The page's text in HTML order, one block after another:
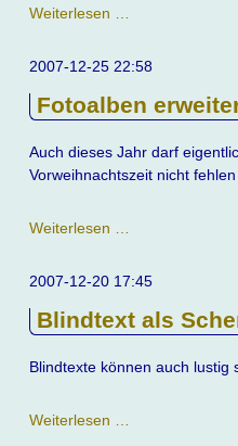
Weiterlesen …
2007-12-25 22:58
Fotoalben
Auch dieses Jahr darf
Vorweihnachtszeit nicht
Weiterlesen …
2007-12-20 17:45
Blindtext als
Blindtexte können auch lustig
Weiterlesen …